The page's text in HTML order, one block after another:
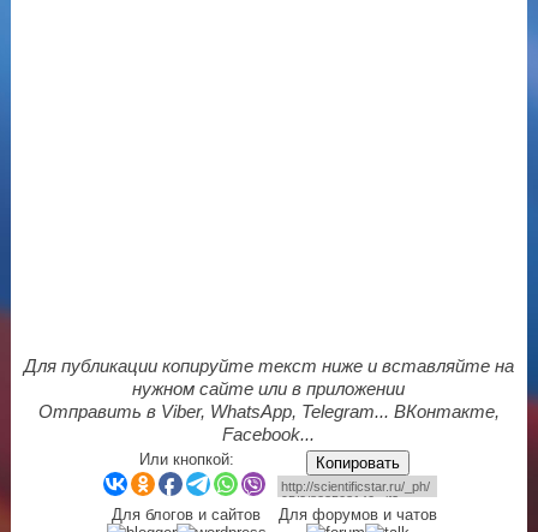
Для публикации копируйте текст ниже и вставляйте на
нужном сайте или в приложении
Отправить в Viber, WhatsApp, Telegram... ВКонтакте,
Facebook...
Или кнопкой: Копировать
Для блогов и сайтов Для форумов и чатов